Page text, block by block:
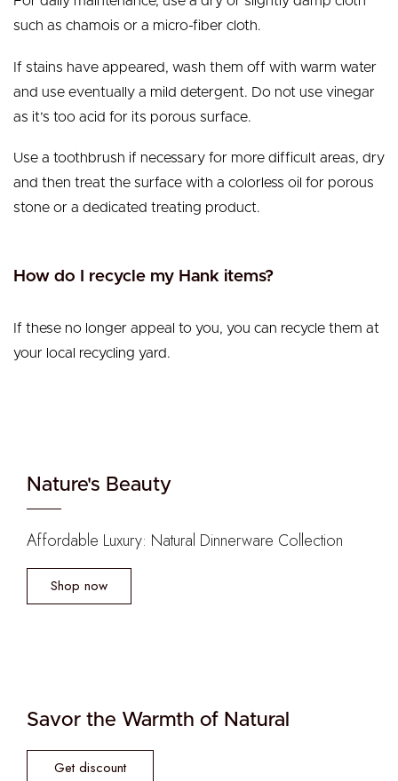
such as chamois or a micro-fiber cloth.
If stains have appeared, wash them off with warm water
and use eventually a mild detergent. Do not use vinegar
as it’s too acid for its porous surface.
Use a toothbrush if necessary for more difficult areas, dry
and then treat the surface with a colorless oil for porous
stone or a dedicated treating product.
How do I recycle my Hank items?
If these no longer appeal to you, you can recycle them at
your local recycling yard.
Nature's Beauty
Affordable Luxury: Natural Dinnerware Collection
Shop now
Savor the Warmth of Natural
Get discount